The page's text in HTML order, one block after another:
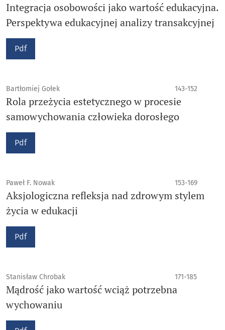
Integracja osobowości jako wartość edukacyjna.
Perspektywa edukacyjnej analizy transakcyjnej
Pdf
Bartłomiej Gołek 143-152
Rola przeżycia estetycznego w procesie
samowychowania człowieka dorosłego
Pdf
Paweł F. Nowak 153-169
Aksjologiczna refleksja nad zdrowym stylem
życia w edukacji
Pdf
Stanisław Chrobak 171-185
Mądrość jako wartość wciąż potrzebna
wychowaniu